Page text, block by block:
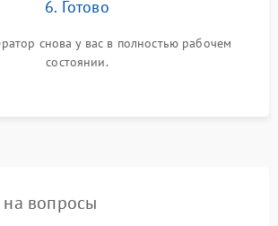
6. Готово
снова у вас в полностью рабочем
состоянии.
на вопросы